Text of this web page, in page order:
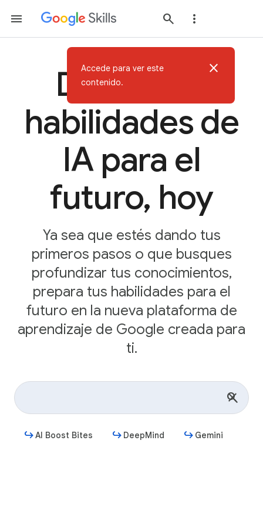
Desarrolla
habilidades de
IA para el
futuro, hoy
Ya sea que estés dando tus
primeros pasos o que busques
profundizar tus conocimientos,
prepara tus habilidades para el
futuro en la nueva plataforma de
aprendizaje de Google creada para
ti.
AI Boost Bites DeepMind Gemini
Accede para ver este
contenido.
close